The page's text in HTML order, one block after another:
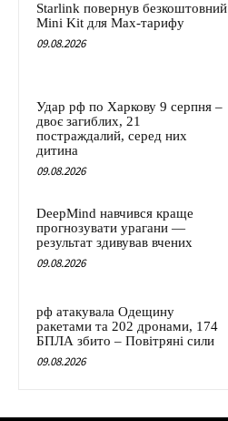
Starlink повернув безкоштовний
Mini Kit для Max-тарифу
09.08.2026
Удар рф по Харкову 9 серпня –
двоє загиблих, 21
постраждалий, серед них
дитина
09.08.2026
DeepMind навчився краще
прогнозувати урагани —
результат здивував вчених
09.08.2026
рф атакувала Одещину
ракетами та 202 дронами, 174
БПЛА збито – Повітряні сили
09.08.2026